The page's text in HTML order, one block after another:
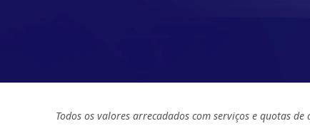
Todos os valores arrecadados com serviços e quotas